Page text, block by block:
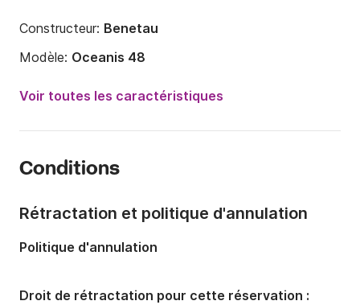
Constructeur: Benetau
Modèle: Oceanis 48
Année:
2015 (Rénové en 2019)
Nombre de couchages:
Nombre de salles de bains:
Tirant d'eau:0m
Voir toutes les caractéristiques
Conditions
Rétractation et politique d'annulation
Politique d'annulation
Droit de rétractation pour cette réservation :